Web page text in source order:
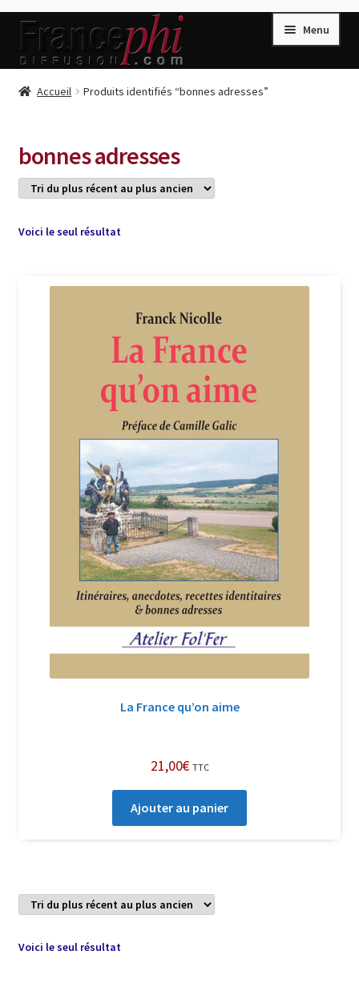
Aller
la
Aller
contenu
Menu
Accueil
Conditions de Vente
Connection
Listes d’Envies
Livres de Peter Randa
Livres de Philippe Randa
Login Customizer
Nous Contacter
Politique de confidentialité et cookies
Qui sommes-nous ?
Soutien à Philippe Randa
Suivi de la Commande
Accueil Produits identifiés “bonnes adresses”
bonnes adresses
Voici le seul résultat
La France qu’on aime
21,00€ TTC
Ajouter au panier
Voici le seul résultat